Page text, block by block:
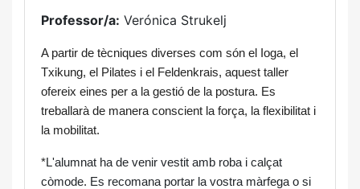
Professor/a: Verónica Strukelj
A partir de tècniques diverses com són el Ioga, el
Txikung, el Pilates i el Feldenkrais, aquest taller
ofereix eines per a la gestió de la postura. Es
treballarà de manera conscient la força, la flexibilitat i
la mobilitat.
*L'alumnat ha de venir vestit amb roba i calçat
còmode. Es recomana portar la vostra màrfega o si